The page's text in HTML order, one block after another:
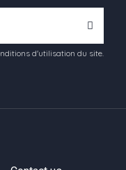
d'utilisation du site.